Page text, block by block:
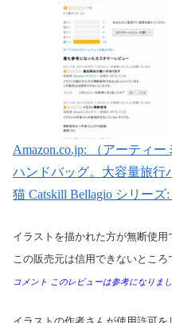
Amazon.co.jp: （アーティ
ハンドバッグ。大容量旅行
猫 Catskill Bellagio シリー
イラストを描かれた方が無断使用
この販売元は信用できないところ
コメント このレビューは参考になりま